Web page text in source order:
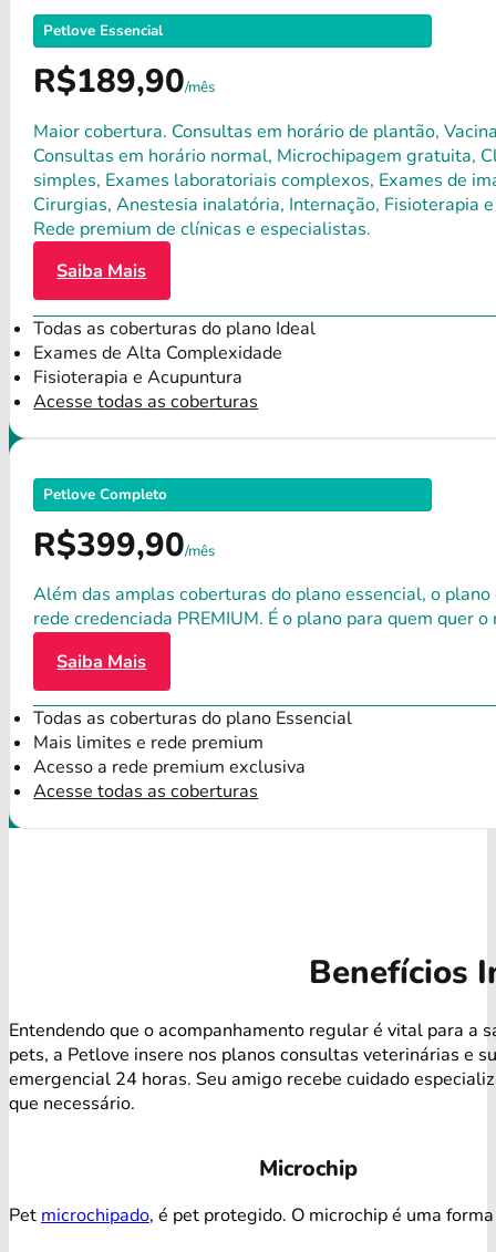
Petlove Essencial
R$189,90/mês
Maior cobertura. Consultas em horário de plantão,
Consultas em horário normal, Microchipagem gratuita,
simples, Exames laboratoriais complexos, Exames de
Cirurgias, Anestesia inalatória, Internação, Fisioterapia
Rede premium de clínicas e especialistas.
Saiba Mais
Todas as coberturas do plano Ideal
Exames de Alta Complexidade
Fisioterapia e Acupuntura
Acesse todas as coberturas
Petlove Completo
R$399,90/mês
Além das amplas coberturas do plano essencial, o
rede credenciada PREMIUM. É o plano para quem quer
Saiba Mais
Todas as coberturas do plano Essencial
Mais limites e rede premium
Acesso a rede premium exclusiva
Acesse todas as coberturas
Benefícios
Entendendo que o acompanhamento regular é vital para a
pets, a Petlove insere nos planos consultas veterinárias e
emergencial 24 horas. Seu amigo recebe cuidado
que necessário.
Microchip
Pet microchipado, é pet protegido. O microchip é uma